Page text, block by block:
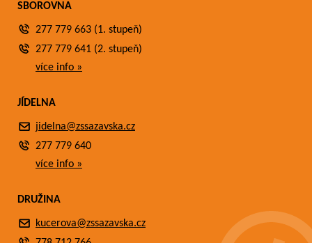
SBOROVNA
277 779 663 (1. stupeň)
277 779 641 (2. stupeň)
více info »
JÍDELNA
jidelna@zssazavska.cz
277 779 640
více info »
DRUŽINA
kucerova@zssazavska.cz